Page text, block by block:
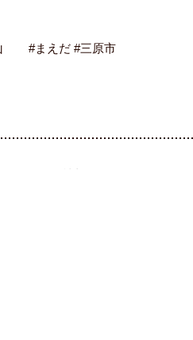
#まえだ #三原市